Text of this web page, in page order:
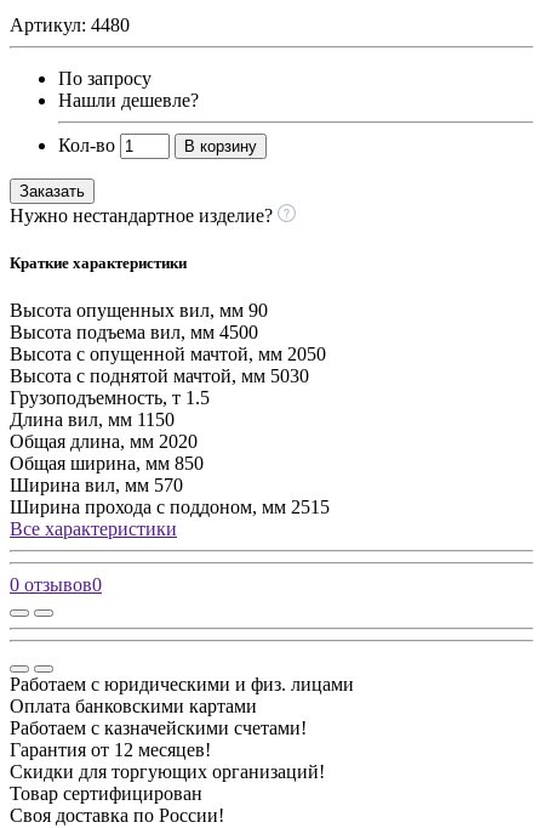
Артикул: 4480
По запросу
Нашли дешевле?
Кол-во В корзину
Заказать
Нужно нестандартное изделие?
Краткие характеристики
Высота опущенных вил, мм 90
Высота подъема вил, мм 4500
Высота с опущенной мачтой, мм 2050
Высота с поднятой мачтой, мм 5030
Грузоподъемность, т 1.5
Длина вил, мм 1150
Общая длина, мм 2020
Общая ширина, мм 850
Ширина вил, мм 570
Ширина прохода с поддоном, мм 2515
Все характеристики
0 отзывов0
Работаем с юридическими и физ. лицами
Оплата банковскими картами
Работаем с казначейскими счетами!
Гарантия от 12 месяцев!
Скидки для торгующих организаций!
Товар сертифицирован
Своя доставка по России!